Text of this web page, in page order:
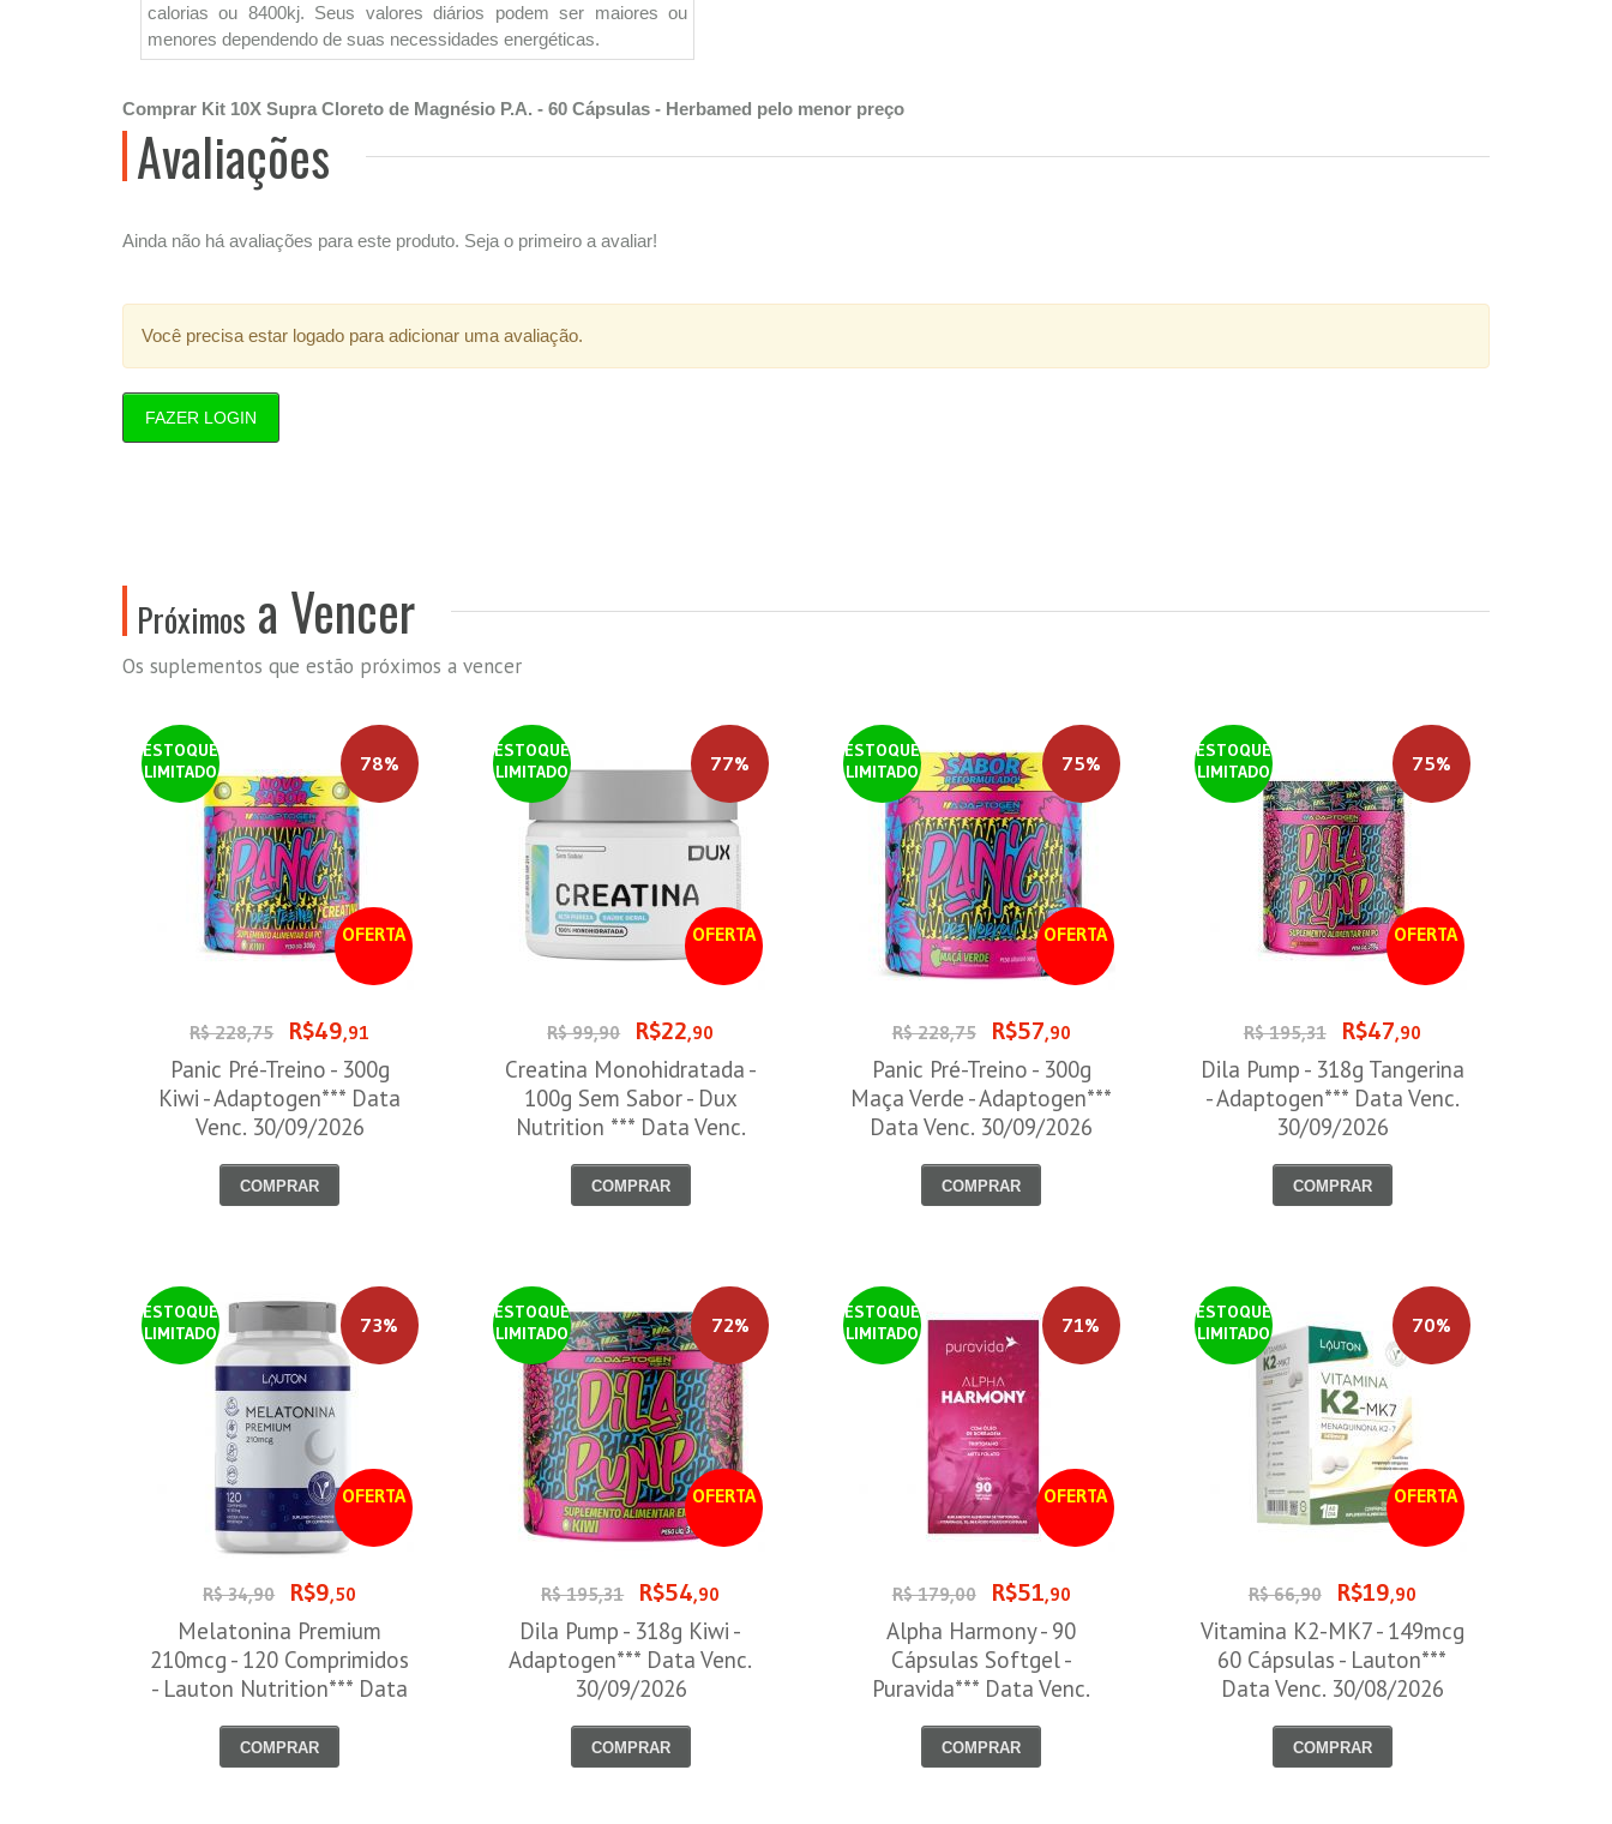
calorias ou 8400kj. Seus valores diários podem ser maiores ou
menores dependendo de suas necessidades energéticas.
Comprar Kit 10X Supra Cloreto de Magnésio P.A. - 60 Cápsulas - Herbamed pelo menor preço
Avaliações
Ainda não há avaliações para este produto. Seja o primeiro a avaliar!
Você precisa estar logado para adicionar uma avaliação.
FAZER LOGIN
Próximos a Vencer
Os suplementos que estão próximos a vencer
ESTOQUE
LIMITADO
OFERTA
78%
R$ 228,75 R$49,91
Panic Pré-Treino - 300g
Kiwi - Adaptogen*** Data
Venc. 30/09/2026
COMPRAR
ESTOQUE
LIMITADO
OFERTA
77%
R$ 99,90 R$22,90
Creatina Monohidratada -
100g Sem Sabor - Dux
Nutrition *** Data Venc.
COMPRAR
ESTOQUE
LIMITADO
OFERTA
75%
R$ 228,75 R$57,90
Panic Pré-Treino - 300g
Maça Verde - Adaptogen***
Data Venc. 30/09/2026
COMPRAR
ESTOQUE
LIMITADO
OFERTA
75%
R$ 195,31 R$47,90
Dila Pump - 318g Tangerina
- Adaptogen*** Data Venc.
30/09/2026
COMPRAR
ESTOQUE
LIMITADO
OFERTA
73%
R$ 34,90 R$9,50
Melatonina Premium
210mcg - 120 Comprimidos
- Lauton Nutrition*** Data
COMPRAR
ESTOQUE
LIMITADO
OFERTA
72%
R$ 195,31 R$54,90
Dila Pump - 318g Kiwi -
Adaptogen*** Data Venc.
30/09/2026
COMPRAR
ESTOQUE
LIMITADO
OFERTA
71%
R$ 179,00 R$51,90
Alpha Harmony - 90
Cápsulas Softgel -
Puravida*** Data Venc.
COMPRAR
ESTOQUE
LIMITADO
OFERTA
70%
R$ 66,90 R$19,90
Vitamina K2-MK7 - 149mcg
60 Cápsulas - Lauton***
Data Venc. 30/08/2026
COMPRAR